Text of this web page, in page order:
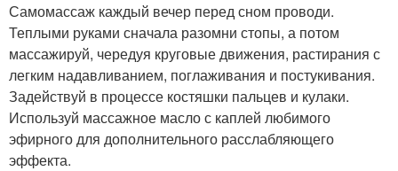
Самомассаж каждый вечер перед сном проводи.
Теплыми руками сначала разомни стопы, а потом
массажируй, чередуя круговые движения, растирания с
легким надавливанием, поглаживания и постукивания.
Задействуй в процессе костяшки пальцев и кулаки.
Используй массажное масло с каплей любимого
эфирного для дополнительного расслабляющего
эффекта.